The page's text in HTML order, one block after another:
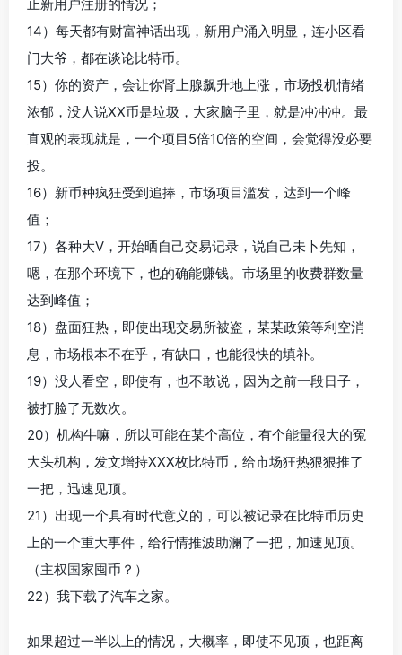
止新用户注册的情况；
14）每天都有财富神话出现，新用户涌入明显，连小区看
门大爷，都在谈论比特币。
15）你的资产，会让你肾上腺飙升地上涨，市场投机情绪
浓郁，没人说XX币是垃圾，大家脑子里，就是冲冲冲。最
直观的表现就是，一个项目5倍10倍的空间，会觉得没必要
投。
16）新币种疯狂受到追捧，市场项目滥发，达到一个峰
值；
17）各种大V，开始晒自己交易记录，说自己未卜先知，
嗯，在那个环境下，也的确能赚钱。市场里的收费群数量
达到峰值；
18）盘面狂热，即使出现交易所被盗，某某政策等利空消
息，市场根本不在乎，有缺口，也能很快的填补。
19）没人看空，即使有，也不敢说，因为之前一段日子，
被打脸了无数次。
20）机构牛嘛，所以可能在某个高位，有个能量很大的冤
大头机构，发文增持XXX枚比特币，给市场狂热狠狠推了
一把，迅速见顶。
21）出现一个具有时代意义的，可以被记录在比特币历史
上的一个重大事件，给行情推波助澜了一把，加速见顶。
（主权国家囤币？）
22）我下载了汽车之家。
如果超过一半以上的情况，大概率，即使不见顶，也距离